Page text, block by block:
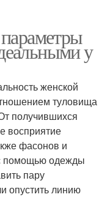
у
женской
туловища
получившихся
восприятие
фасонов и
помощью одежды
пару
опустить линию